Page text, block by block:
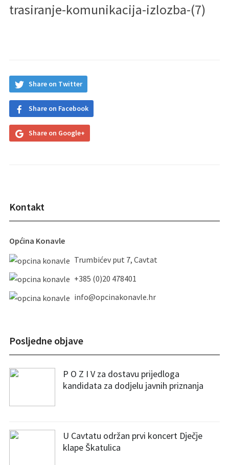
trasiranje-komunikacija-izlozba-(7)
Share on Twitter
Share on Facebook
Share on Google+
Kontakt
Općina Konavle
Trumbićev put 7, Cavtat
+385 (0)20 478401
info@opcinakonavle.hr
Posljedne objave
P O Z I V za dostavu prijedloga
kandidata za dodjelu javnih priznanja
U Cavtatu održan prvi koncert Dječje
klape Škatulica